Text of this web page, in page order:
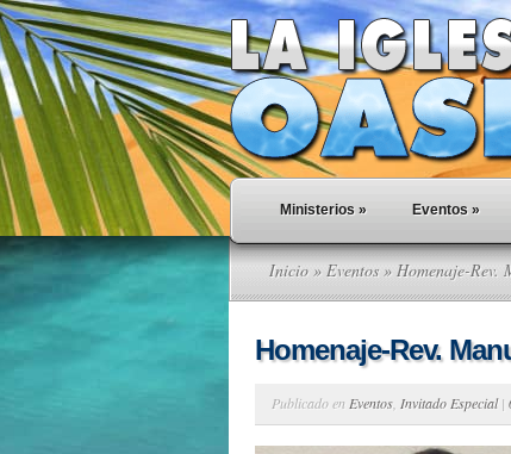
Ministerios » Eventos »
Inicio » Eventos» Homenaje-Rev.
Homenaje-Rev.
Publicado en Eventos Invitado Especial|